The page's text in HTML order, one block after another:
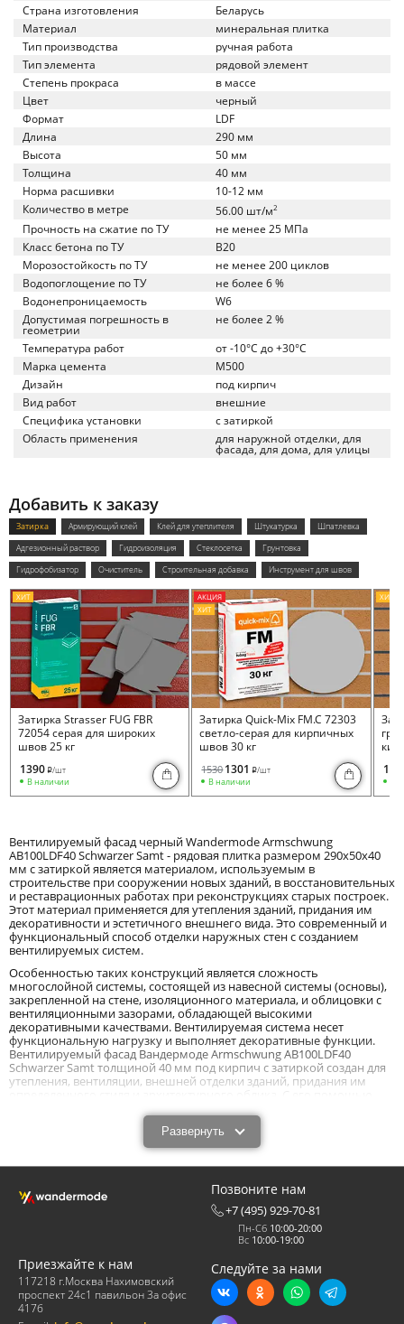
Страна изготовления
Беларусь
Материал
минеральная плитка
Тип производства
ручная работа
Тип элемента
рядовой элемент
Степень прокраса
в массе
Цвет
черный
Формат
LDF
Длина
290 мм
Высота
50 мм
Толщина
40 мм
Норма расшивки
10-12 мм
Количество в метре
56.00 шт/м2
Прочность на сжатие по ТУ
не менее 25 МПа
Класс бетона по ТУ
B20
Морозостойкость по ТУ
не менее 200 циклов
Водопоглощение по ТУ
не более 6 %
Водонепроницаемость
W6
Допустимая погрешность в
геометрии
не более 2 %
Температура работ
от -10°C до +30°C
Марка цемента
M500
Дизайн
под кирпич
Вид работ
внешние
Специфика установки
с затиркой
Область применения
для наружной отделки, для
фасада, для дома, для улицы
Добавить к заказу
Затирка Армирующий клей Клей для утеплителя Штукатурка
Шпатлевка
Адгезионный раствор
Гидроизоляция Стеклосетка
Грунтовка
Гидрофобизатор
Очиститель Строительная добавка Инструмент для швов
ХИТ
Затирка Strasser FUG FBR
72054 серая для широких
швов 25 кг
1390 i/шт
В наличии
АКЦИЯ
ХИТ
Затирка Quick-Mix FM.C 72303
светло-серая для кирпичных
швов 30 кг
15301301 i/шт
В наличии
ХИТ
Вентилируемый фасад черный Wandermode Armschwung
AB100LDF40 Schwarzer Samt - рядовая плитка размером 290x50x40
мм с затиркой является материалом, используемым в
строительстве при сооружении новых зданий, в восстановительных
и реставрационных работах при реконструкциях старых построек.
Этот материал применяется для утепления зданий, придания им
декоративности и эстетичного внешнего вида. Это современный и
функциональный способ отделки наружных стен с созданием
вентилируемых систем.
Особенностью таких конструкций является сложность
многослойной системы, состоящей из навесной системы (основы),
закрепленной на стене, изоляционного материала, и облицовки с
вентиляционными зазорами, обладающей высокими
декоративными качествами. Вентилируемая система несет
функциональную нагрузку и выполняет декоративные функции.
Вентилируемый фасад Вандермоде Armschwung AB100LDF40
Schwarzer Samt толщиной 40 мм под кирпич с затиркой создан для
утепления, вентиляции, внешней отделки зданий, придания им
деревянные, каркасные, бревенчатые, и другие подобные
постройки легко превращаются в каменные с дополнительным
Характеристики и назначения вентилируемого
фасада Wandermode Armschwung AB100LDF40
Schwarzer Samt толщиной 40 мм под кирпич с
Наш черный вентилируемый фасад Wandermode Armschwung
AB100LDF40 Schwarzer Samt под кирпич с затиркой формата LDF и
размером 290x50x40 мм представляет собой систему,
закрепленную к стенам или несущим конструкциям зданий и
сооружений при помощи специальных оснований в виде
металлических нержавеющих каркасов из стали или алюминия. На
Развернуть
Позвоните нам
+7 (495) 929-70-81
Пн-Сб 10:00-20:00
Вс 10:00-19:00
Приезжайте к нам
117218 г.Москва Нахимовский
проспект 24с1 павильон 3а офис
417б
Следуйте за нами